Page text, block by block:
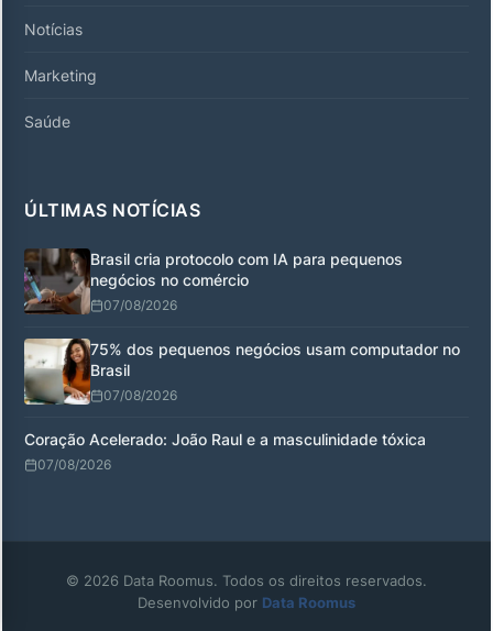
Notícias
Marketing
Saúde
ÚLTIMAS NOTÍCIAS
Brasil cria protocolo com IA para pequenos
negócios no comércio
07/08/2026
75% dos pequenos negócios usam computador no
Brasil
07/08/2026
Coração Acelerado: João Raul e a masculinidade tóxica
07/08/2026
© 2026 Data Roomus. Todos os direitos reservados.
Desenvolvido por Data Roomus